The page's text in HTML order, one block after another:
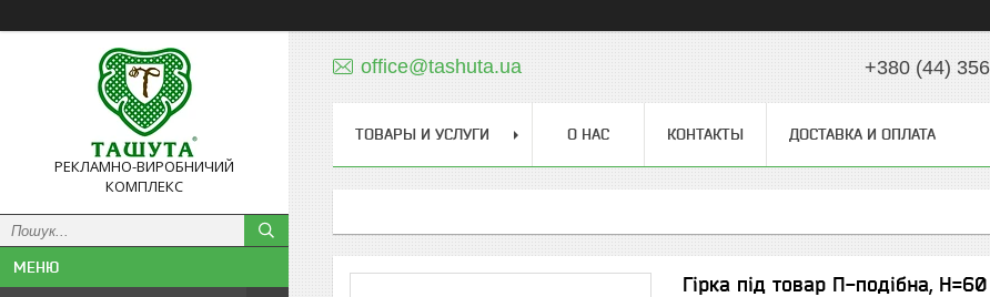
РЕКЛАМНО-ВИРОБНИЧИЙ
КОМПЛЕКС
office@tashuta.ua +380 (44)
ТОВАРЫ И УСЛУГИ О НАС КОНТАКТЫ ДОСТАВКА И ОПЛАТА
Гірка під товар П-подібна,